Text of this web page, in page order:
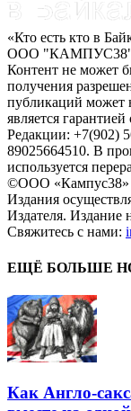
«Кто есть кто в
ООО "КАМПУС38"
Контент не может
получения
публикаций может
является
Редакции: +7(902)
89025664510. В
используется
©ООО «Кампус38»
Издания
Издателя. Издание
Свяжитесь с нами:
ЕЩЁ БОЛЬШЕ
Как Англо-